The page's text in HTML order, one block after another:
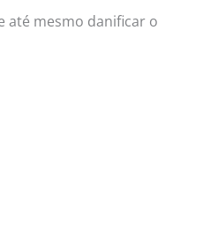
até mesmo danificar o